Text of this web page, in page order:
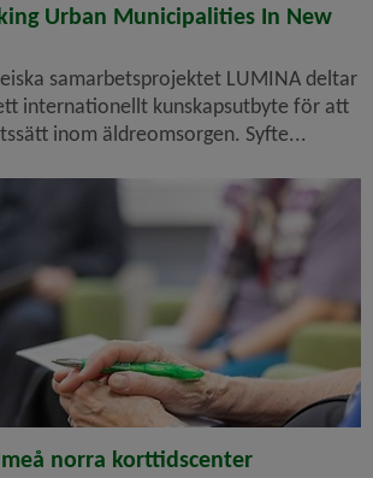
Urban Municipalities In New
samarbetsprojektet LUMINA deltar
internationellt kunskapsutbyte för att
inom äldreomsorgen. Syfte...
norra korttidscenter